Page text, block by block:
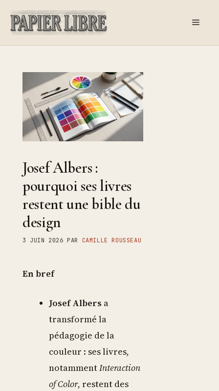
contenu
Menu
Josef Albers :
pourquoi ses livres
restent une bible du
design
3 JUIN 2026 PAR CAMILLE ROUSSEAU
En bref
Josef Albers a
transformé la
pédagogie de la
couleur : ses livres,
notammentInteraction
of Color, restent des